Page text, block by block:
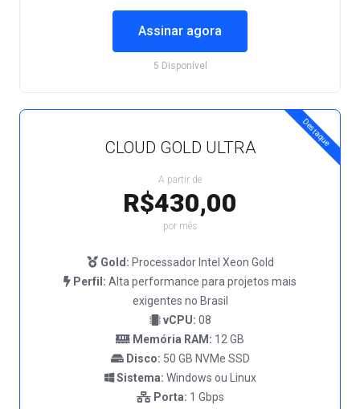
Assinar agora
5 Disponível
Destaque
CLOUD GOLD ULTRA
A partir de
R$430,00
por mês
Gold: Processador Intel Xeon Gold
Perfil: Alta performance para projetos mais
exigentes no Brasil
vCPU: 08
Memória RAM: 12 GB
Disco: 50 GB NVMe SSD
Sistema: Windows ou Linux
Porta: 1 Gbps